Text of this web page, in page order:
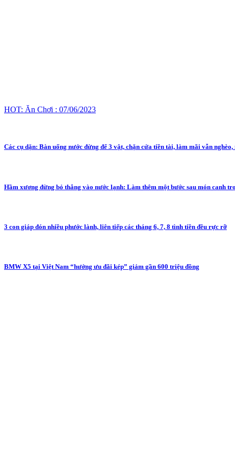
HOT: Ăn Chơi : 07/06/2023
Các cụ dặn: Bàn uống nước đừng để 3 vật, chặn cửa tiền tài, làm mãi vẫn
Hầm xương đừng bỏ thẳng vào nước lạnh: Làm thêm một bước sau món canh
3 con giáp đón nhiều phước lành, liên tiếp các tháng 6, 7, 8 tình tiền đều rực rỡ
BMW X5 tại Việt Nam “hưởng ưu đãi kép” giảm gần 600 triệu đồng